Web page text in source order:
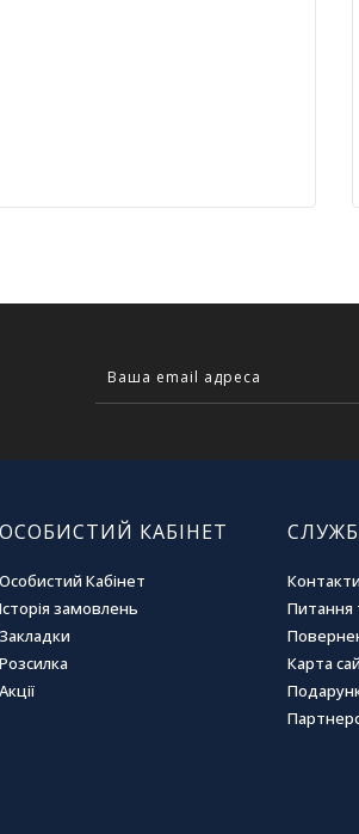
ОСОБИСТИЙ КАБІНЕТ
Особистий Кабінет
Історія замовлень
Закладки
Розсилка
Акції
Контакти
Питання
Карта